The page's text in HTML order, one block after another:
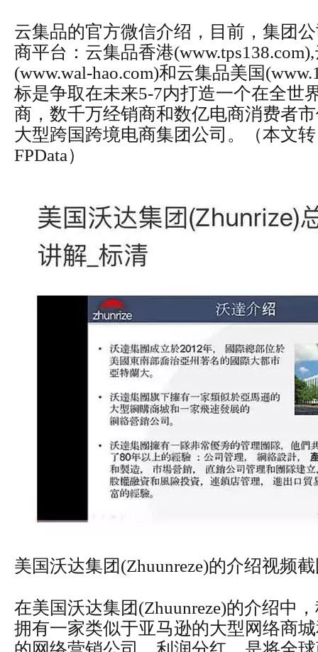
云集品的官方微信介绍，目前，集团
商平台：云集品香港
(www.wal-hao.com)和云集品美国
标是争取在未来5-7内打造一个在全世
商，数千万经销商和数亿电商消费者
大型跨国跨境电商集团公司。
（本文
FPData）
美国沃达集团(Zhuunreze)的介绍视频
在美国沃达集团(Zhuunreze)的介绍中
拥有一家类似于亚马逊的大型网络商